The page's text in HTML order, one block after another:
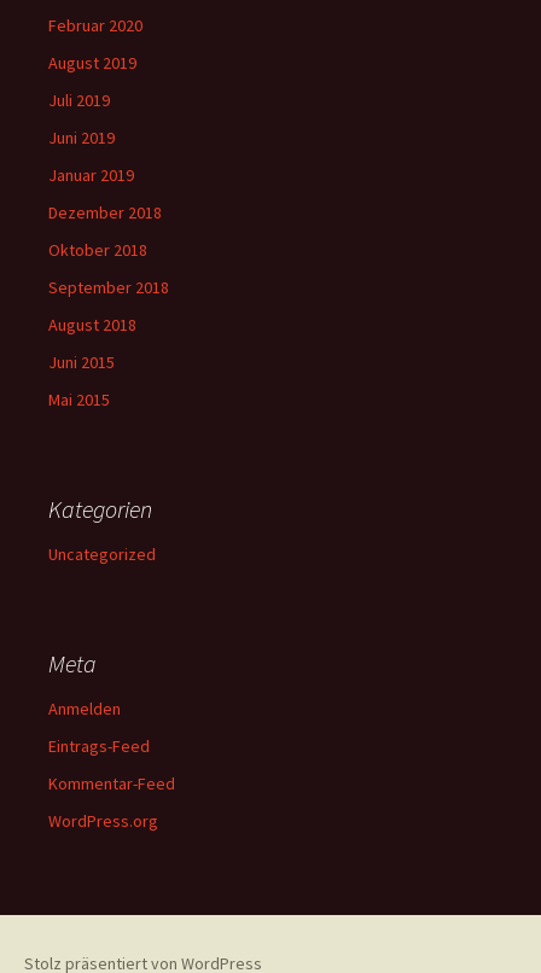
Februar 2020
August 2019
Juli 2019
Juni 2019
Januar 2019
Dezember 2018
Oktober 2018
September 2018
August 2018
Juni 2015
Mai 2015
Kategorien
Uncategorized
Meta
Anmelden
Eintrags-Feed
Kommentar-Feed
WordPress.org
Stolz präsentiert von WordPress